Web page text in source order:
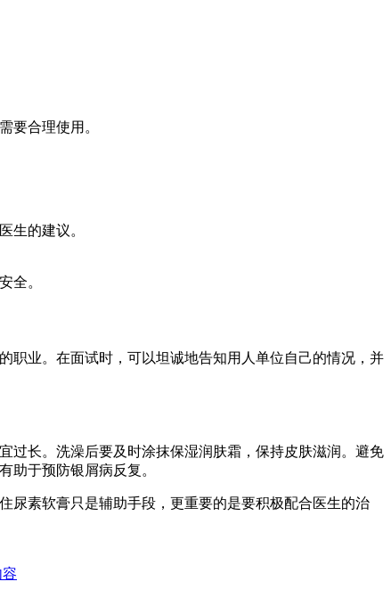
要合理使用。
生的建议。
全。
职业。在面试时，可以坦诚地告知用人单位自己的情况，并
过长。洗澡后要及时涂抹保湿润肤霜，保持皮肤滋润。避免
助于预防银屑病反复。
尿素软膏只是辅助手段，更重要的是要积极配合医生的治